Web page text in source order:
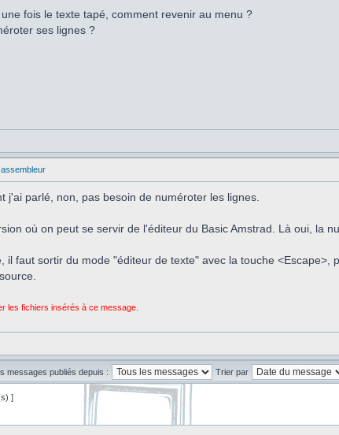
fois le texte tapé, comment revenir au menu ?
ses lignes ?
j'ai parlé, non, pas besoin de numéroter les lignes.
où on peut se servir de l'éditeur du Basic Amstrad. Là oui, la
il faut sortir du mode "éditeur de texte" avec la touche
les fichiers insérés à ce message.
messages publiés depuis : Trier par
]